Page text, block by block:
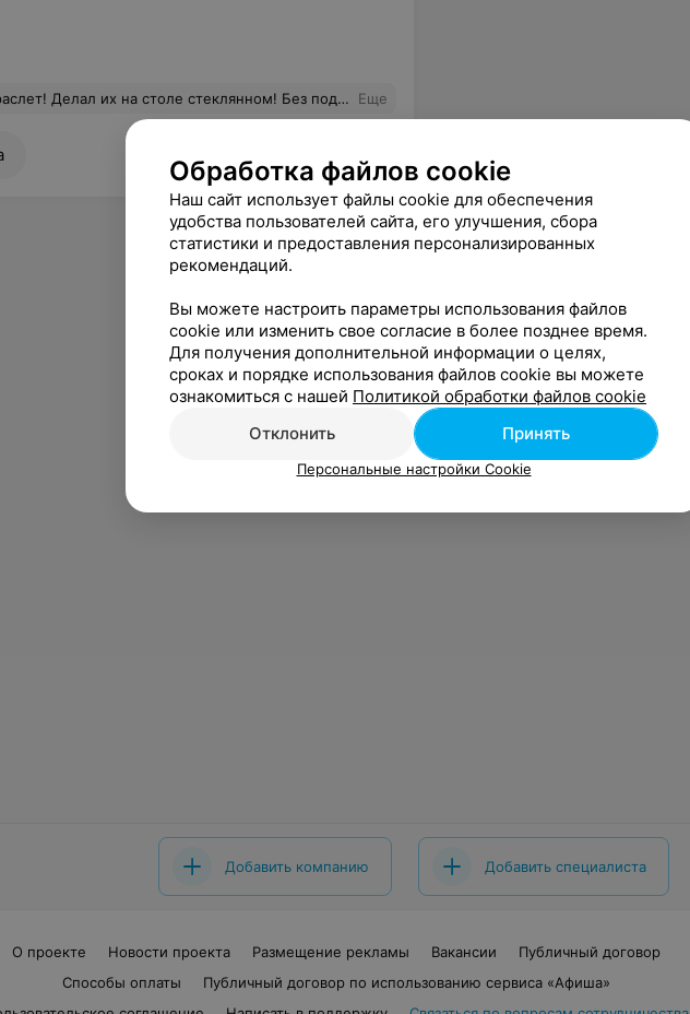
стеклянном! Без подстилки оставил оставил царапины часовой отверткой Еще
Добавить компанию Добавить специалиста
О проекте Новости проекта Размещение рекламы Вакансии
Публичный договор
Способы оплаты
Публичный договор по использованию сервиса «Афиша»
Обработка файлов cookie
Наш сайт использует файлы cookie для обеспечения
удобства пользователей сайта, его улучшения, сбора
статистики и предоставления персонализированных
рекомендаций.
Вы можете настроить параметры использования файлов
cookie или изменить свое согласие в более позднее время.
Для получения дополнительной информации о целях,
сроках и порядке использования файлов cookie вы можете
ознакомиться с нашей Политикой обработки файлов cookie
Отклонить
Принять
Персональные настройки Cookie